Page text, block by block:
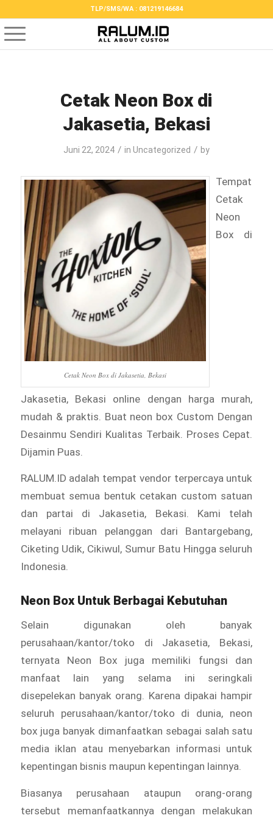
TLP/SMS/WA : 081219146684
Cetak Neon Box di
Jakasetia, Bekasi
Juni 22, 2024 / in Uncategorized / by
Cetak Neon Box di Jakasetia, Bekasi
Tempat
Cetak
Neon
Box di
Jakasetia, Bekasi online dengan harga murah,
mudah & praktis. Buat neon box Custom Dengan
Desainmu Sendiri Kualitas Terbaik. Proses Cepat.
Dijamin Puas.
RALUM.ID adalah tempat vendor terpercaya untuk
membuat semua bentuk cetakan custom satuan
dan partai di Jakasetia, Bekasi. Kami telah
melayani ribuan pelanggan dari Bantargebang,
Ciketing Udik, Cikiwul, Sumur Batu Hingga seluruh
Indonesia.
Neon Box Untuk Berbagai Kebutuhan
Selain digunakan oleh banyak
perusahaan/kantor/toko di Jakasetia, Bekasi,
ternyata Neon Box juga memiliki fungsi dan
manfaat lain yang selama ini seringkali
disepelekan banyak orang. Karena dipakai hampir
seluruh perusahaan/kantor/toko di dunia, neon
box juga banyak dimanfaatkan sebagai salah satu
media iklan atau menyebarkan informasi untuk
kepentingan bisnis maupun kepentingan lainnya.
Biasanya perusahaan ataupun orang-orang
tersebut memanfaatkannya dengan melakukan